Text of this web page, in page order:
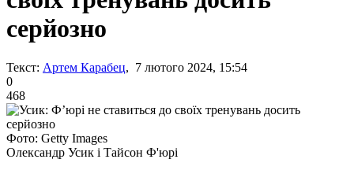
серйозно
Текст: Артем Карабец, 7 лютого 2024, 15:54
0
468
Фото: Getty Images
Олександр Усик і Тайсон Ф'юрі